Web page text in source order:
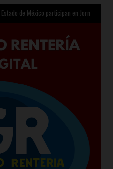
participan en Jornada Nacional de